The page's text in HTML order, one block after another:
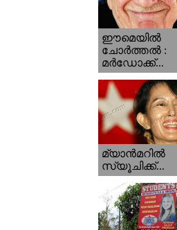
ഈമെയിൽ
ചോർത്തൽ :
മർഡോക്ക്...
മ്യാന്‍‌മറില്‍
സ്യൂചിക്ക്...